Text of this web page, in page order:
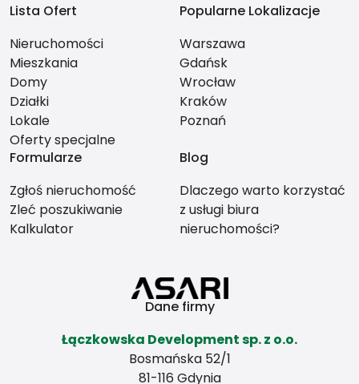
Lista Ofert
Nieruchomości
Mieszkania
Domy
Działki
Lokale
Oferty specjalne
Popularne Lokalizacje
Warszawa
Gdańsk
Wrocław
Kraków
Poznań
Formularze
Zgłoś nieruchomość
Zleć poszukiwanie
Kalkulator
Blog
Dlaczego warto korzystać
z usługi biura
nieruchomości?
Dane firmy
Łączkowska Development sp. z o.o.
Bosmańska 52/1
81-116 Gdynia